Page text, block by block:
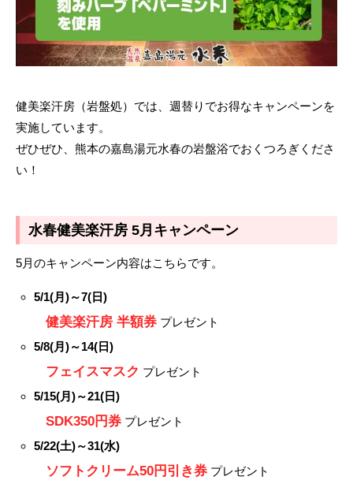
健美楽汗房（岩盤処）では、週替りでお得なキャンペーンを
実施しています。
ぜひぜひ、熊本の嘉島湯元水春の岩盤浴でおくつろぎくださ
い！
水春健美楽汗房 5月キャンペーン
5月のキャンペーン内容はこちらです。
5/1(月)～7(日)
健美楽汗房 半額券 プレゼント
5/8(月)～14(日)
フェイスマスク プレゼント
5/15(月)～21(日)
SDK350円券 プレゼント
5/22(土)～31(水)
ソフトクリーム50円引き券 プレゼント